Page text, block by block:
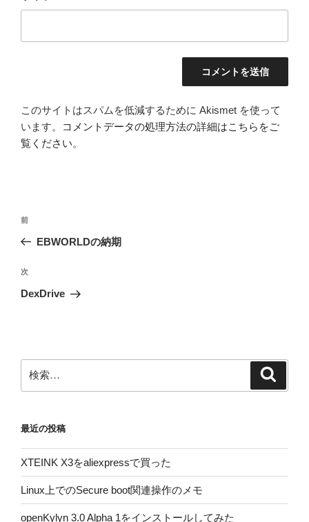
このサイトはスパムを低減するために Akismet を使って
います。
コメントデータの処理方法の詳細はこちらをご
覧ください。
投
ビ
ゲ
ン
前
の
稿
前
EBWORLDの納期
次
の
次
DexDrive
索:
最近の投稿
XTEINK X3をaliexpressで買った
Linux上でのSecure boot関連操作のメモ
openKylyn 3.0 Alpha 1をインストールしてみた